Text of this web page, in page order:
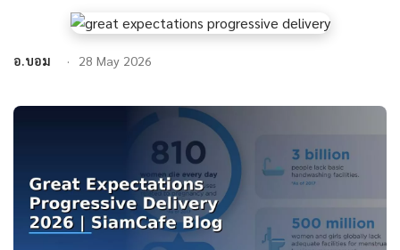
อ.บอม 28 May 2026